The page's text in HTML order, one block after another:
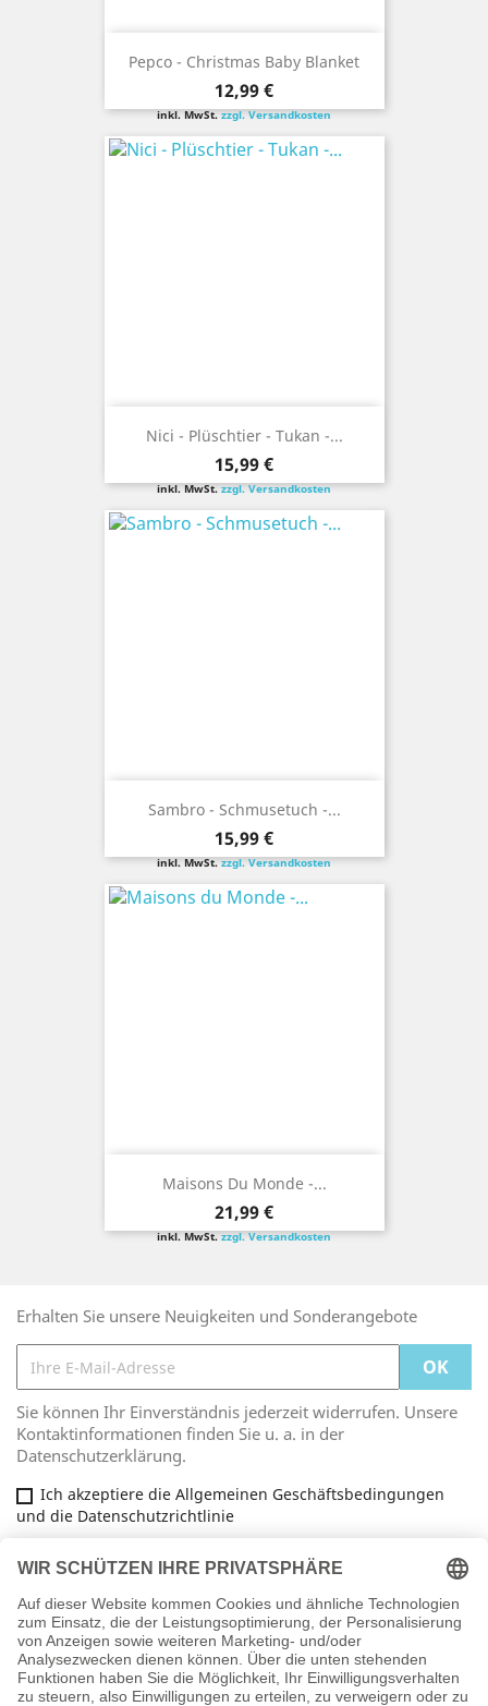
Pepco - Christmas Baby Blanket
Preis
12,99 €
inkl. MwSt.zzgl. Versandkosten
Nici - Plüschtier - Tukan -...
Preis
15,99 €
inkl. MwSt.zzgl. Versandkosten
Sambro - Schmusetuch -...
Preis
15,99 €
inkl. MwSt.zzgl. Versandkosten
Maisons Du Monde -...
Preis
21,99 €
inkl. MwSt.zzgl. Versandkosten
Erhalten Sie unsere Neuigkeiten und Sonderangebote
Sie können Ihr Einverständnis jederzeit widerrufen. Unsere
Kontaktinformationen finden Sie u. a. in der
Datenschutzerklärung.
Ich akzeptiere die Allgemeinen Geschäftsbedingungen
und die Datenschutzrichtlinie
Facebook
ARTIKEL 